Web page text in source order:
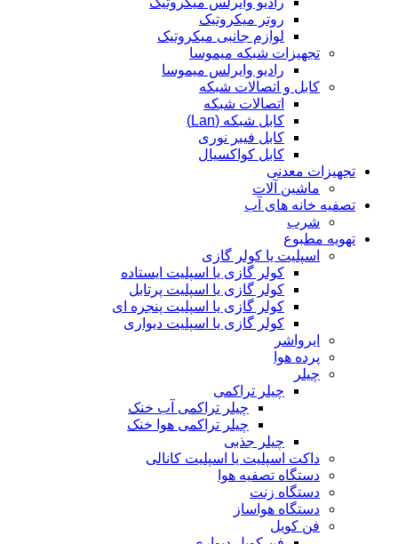
روتر میکروتیک
لوازم جانبی میکروتیک
تجهیزات شبکه میموسا
رادیو وایرلس میموسا
کابل و اتصالات شبکه
اتصالات شبکه
کابل شبکه (Lan)
کابل فیبر نوری
کابل کواکسیال
تجهیزات معدنی
ماشین آلات
تصفیه خانه های آب
شرب
تهویه مطبوع
اسپلیت یا کولر گازی
کولر گازی یا اسپلیت ایستاده
کولر گازی یا اسپلیت پرتابل
کولر گازی یا اسپلیت پنجره ای
کولر گازی یا اسپلیت دیواری
ایرواشر
پرده هوا
چیلر
چیلر تراکمی
چیلر تراکمی آب خنک
چیلر تراکمی هوا خنک
چیلر جذبی
داکت اسپلیت یا اسپلیت کانالی
دستگاه تصفیه هوا
دستگاه زنت
دستگاه هواساز
فن کویل